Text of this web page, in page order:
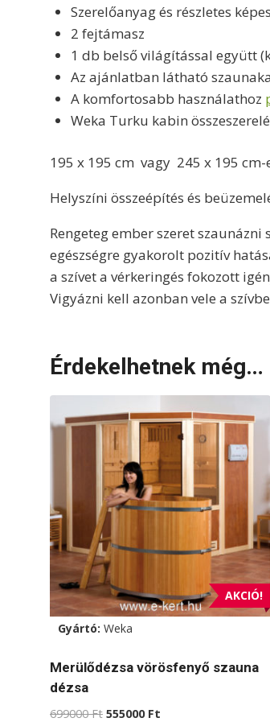
Szerelőanyag és részletes
2 fejtámasz
1 db belső világítással együtt
Az ajánlatban látható
A komfortosabb használathoz
Weka Turku kabin
195 x 195 cm vagy 245 x 195
Helyszíni összeépítés és
Rengeteg ember szeret
egészségre gyakorolt pozitív
a szívet a vérkeringés fokozott
Vigyázni kell azonban vele a
Érdekelhetnek még…
AKCIÓ!
Gyártó: Weka
Merülődézsa vörösfenyő szauna
dézsa
699000Ft Original
555000 Ft